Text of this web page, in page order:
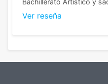
diferencia, con libretas de
Ver reseña